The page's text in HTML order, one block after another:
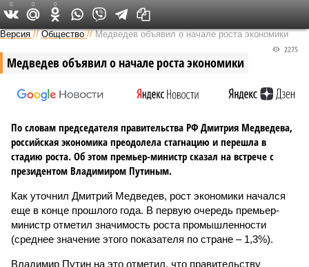
Версия в Саратове
Версия //Общество //Медведев объявил о начале роста экономики
Медведев объявил о начале роста экономики
2275
По словам председателя правительства РФ Дмитрия Медведева,
российская экономика преодолела стагнацию и перешла в
стадию роста. Об этом премьер-министр сказал на встрече с
президентом Владимиром Путиным.
Как уточнил Дмитрий Медведев, рост экономики начался
еще в конце прошлого года. В первую очередь премьер-
министр отметил значимость роста промышленности
(среднее значение этого показателя по стране – 1,3%).
Владимир Путин на это отметил, что правительству
0 0 0